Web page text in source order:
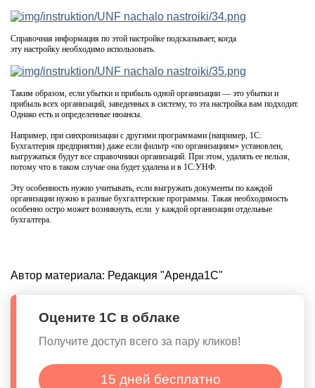
Справочная информация по этой настройке подсказывает, когда
эту настройку необходимо использовать.
Таким образом, если убытки и прибыль одной организации — это убытки и
прибыль всех организаций, заведенных в систему, то эта настройка вам подходит.
Однако есть и определенные нюансы.
Например, при синхронизации с другими программами (например, 1С:
Бухгалтерия предприятия) даже если фильтр «по организациям» установлен,
выгружаться будут все справочники организаций. При этом, удалять ее нельзя,
потому что в таком случае она будет удалена и в 1С:УНФ.
Эту особенность нужно учитывать, если выгружать документы по каждой
организации нужно в разные бухгалтерские программы. Такая необходимость
особенно остро может возникнуть, если у каждой организации отдельные
бухгалтера.
Автор материала: Редакция "Аренда1С"
Оцените 1С в облаке
Получите доступ всего за пару кликов!
15 дней бесплатно